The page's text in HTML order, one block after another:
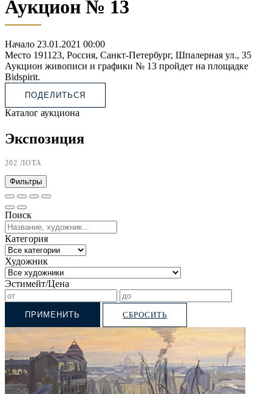
Аукцион № 13
Начало 23.01.2021 00:00
Место 191123, Россия, Санкт-Петербург, Шпалерная ул., 35
Аукцион живописи и графики № 13 пройдет на площадке
Bidspirit.
ПОДЕЛИТЬСЯ
Каталог аукциона
Экспозиция
202 ЛОТА
Фильтры
Поиск
Категория
Художник
Эстимейт/Цена
ПРИМЕНИТЬ СБРОСИТЬ